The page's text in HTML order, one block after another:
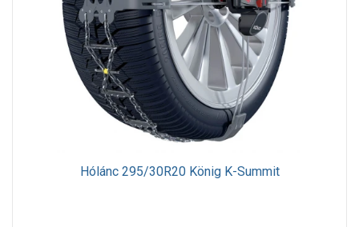
Hólánc 295/30R20 König K-Summit